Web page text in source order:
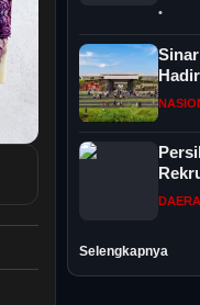
Banjir
•
Selengkapnya